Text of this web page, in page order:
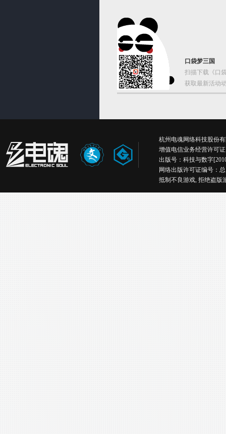
口袋梦三国
扫描下载《口
获取最新活动
杭州电魂网络科技股份有
增值电信业务经营许可
出版号：科技与数字
网络出版许可证编号：
抵制不良游戏, 拒绝盗版